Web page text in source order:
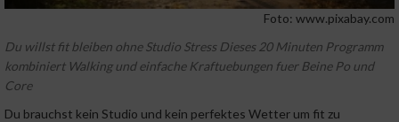
Foto: www.pixabay.com
Du willst fit bleiben ohne Studio Stress Dieses 20 Minuten Programm
kombiniert Walking und einfache Kraftuebungen fuer Beine Po und
Core
Du brauchst kein Studio und kein perfektes Wetter um fit zu